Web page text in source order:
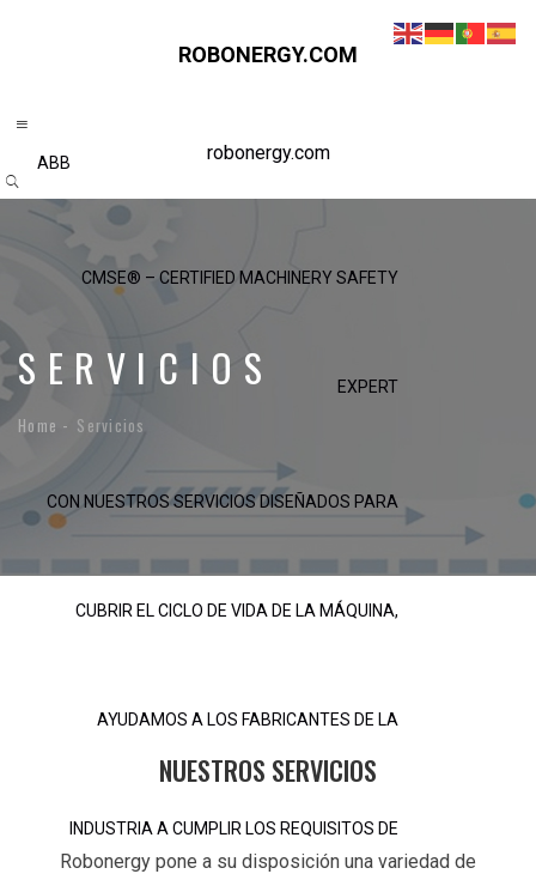
ROBONERGY.COM
ABB
CMSE® – CERTIFIED MACHINERY SAFETY
EXPERT
CON NUESTROS SERVICIOS DISEÑADOS PARA
CUBRIR EL CICLO DE VIDA DE LA MÁQUINA,
AYUDAMOS A LOS FABRICANTES DE LA
INDUSTRIA A CUMPLIR LOS REQUISITOS DE
robonergy.com
SERVICIOS
Home Servicios
NUESTROS SERVICIOS
Robonergy pone a su disposición una variedad de